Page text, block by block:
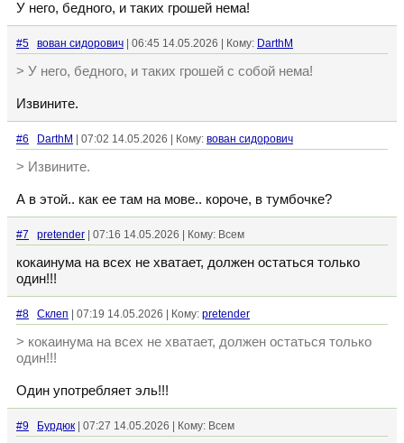
У него, бедного, и таких грошей нема!
#5 вован сидорович | 06:45 14.05.2026 | Кому: DarthM
> У него, бедного, и таких грошей с собой нема!
Извините.
#6 DarthM | 07:02 14.05.2026 | Кому: вован сидорович
> Извините.
А в этой.. как ее там на мове.. короче, в тумбочке?
#7 pretender | 07:16 14.05.2026 | Кому: Всем
кокаинума на всех не хватает, должен остаться только
один!!!
#8 Склеп | 07:19 14.05.2026 | Кому: pretender
> кокаинума на всех не хватает, должен остаться только
один!!!
Один употребляет эль!!!
#9 Бурдюк | 07:27 14.05.2026 | Кому: Всем